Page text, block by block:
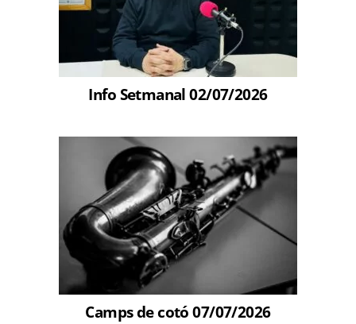
Info Setmanal 02/07/2026
Camps de cotó 07/07/2026